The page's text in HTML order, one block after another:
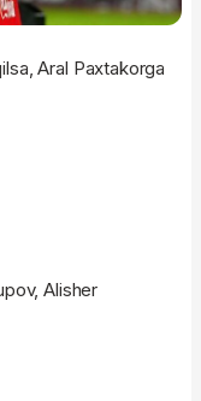
Aral Paxtakorga
Alisher